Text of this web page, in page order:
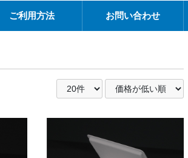
ご利用方法 お問い合わせ